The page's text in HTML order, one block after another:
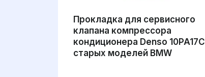
Прокладка для сервисного
клапана компрессора
кондиционера Denso 10PA17C
старых моделей BMW